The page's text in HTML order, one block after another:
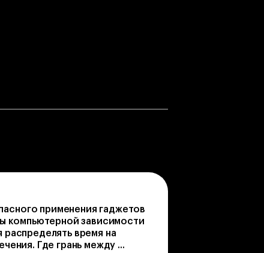
применения гаджетов
компьютерной зависимости
время на
Где грань между ...